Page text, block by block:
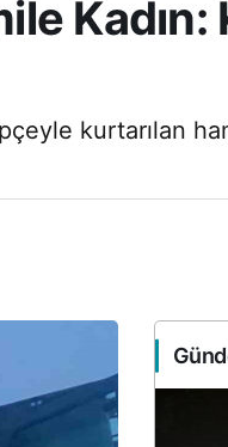
Kadın:
kurtarılan